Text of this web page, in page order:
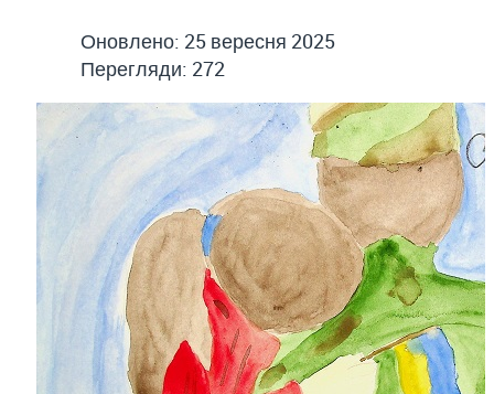
Оновлено: 25 вересня 2025
Перегляди: 272